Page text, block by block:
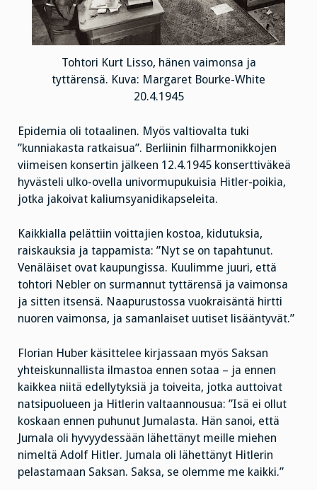
Tohtori Kurt Lisso, hänen vaimonsa ja
tyttärensä. Kuva: Margaret Bourke-White
20.4.1945
Epidemia oli totaalinen. Myös valtiovalta tuki
”kunniakasta ratkaisua”. Berliinin filharmonikkojen
viimeisen konsertin jälkeen 12.4.1945 konserttiväkeä
hyvästeli ulko-ovella univormupukuisia Hitler-poikia,
jotka jakoivat kaliumsyanidikapseleita.
Kaikkialla pelättiin voittajien kostoa, kidutuksia,
raiskauksia ja tappamista: ”Nyt se on tapahtunut.
Venäläiset ovat kaupungissa. Kuulimme juuri, että
tohtori Nebler on surmannut tyttärensä ja vaimonsa
ja sitten itsensä. Naapurustossa vuokraisäntä hirtti
nuoren vaimonsa, ja samanlaiset uutiset lisääntyvät.”
Florian Huber käsittelee kirjassaan myös Saksan
yhteiskunnallista ilmastoa ennen sotaa – ja ennen
kaikkea niitä edellytyksiä ja toiveita, jotka auttoivat
natsipuolueen ja Hitlerin valtaannousua: ”Isä ei ollut
koskaan ennen puhunut Jumalasta. Hän sanoi, että
Jumala oli hyvyydessään lähettänyt meille miehen
nimeltä Adolf Hitler. Jumala oli lähettänyt Hitlerin
pelastamaan Saksan. Saksa, se olemme me kaikki.”